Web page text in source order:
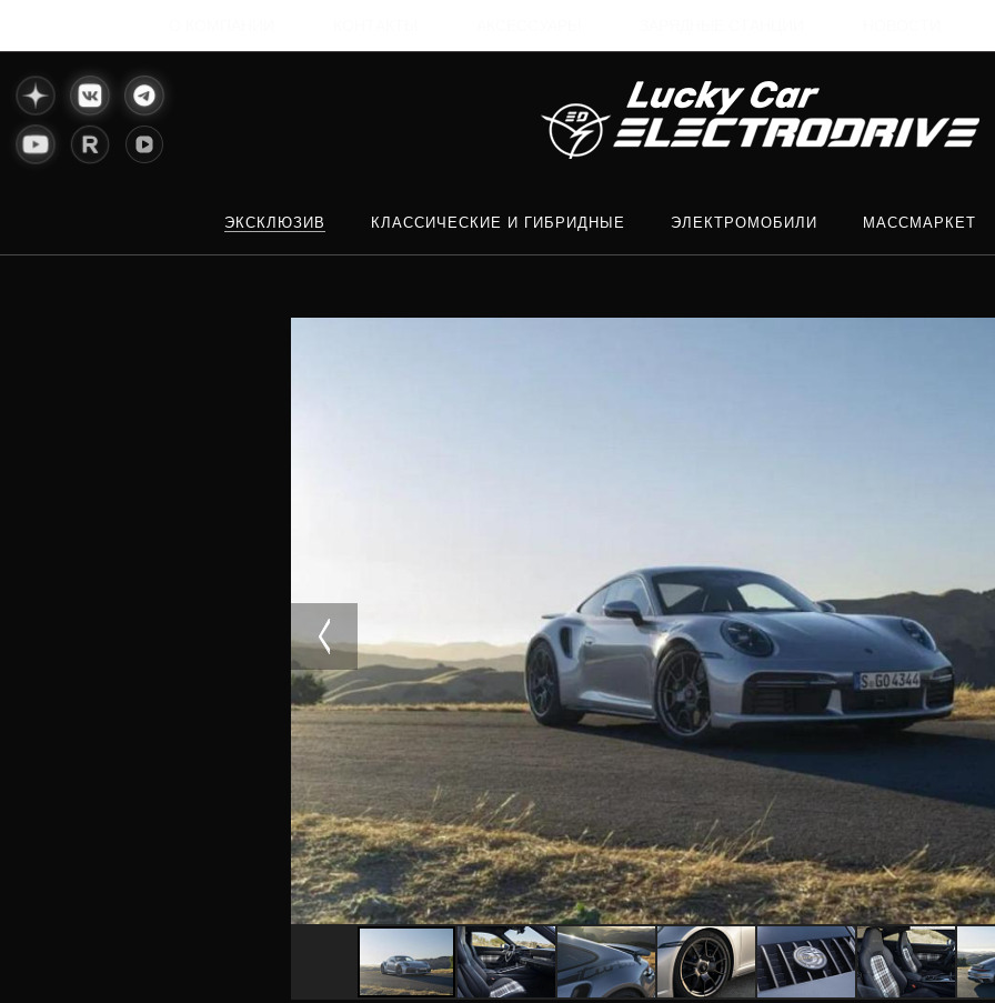
ЭКСКЛЮЗИВ КЛАССИЧЕСКИЕ И ГИБРИДНЫЕ ЭЛЕКТРОМОБИЛИ МАССМАРКЕТ